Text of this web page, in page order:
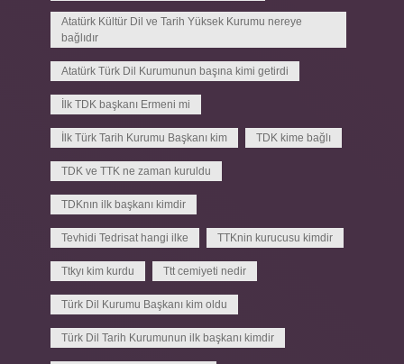
Atatürk Kültür Dil ve Tarih Yüksek Kurumu nereye
bağlıdır
Atatürk Türk Dil Kurumunun başına kimi getirdi
İlk TDK başkanı Ermeni mi
İlk Türk Tarih Kurumu Başkanı kim TDK kime bağlı
TDK ve TTK ne zaman kuruldu
TDKnın ilk başkanı kimdir
Tevhidi Tedrisat hangi ilke TTKnin kurucusu kimdir
Ttkyı kim kurdu Ttt cemiyeti nedir
Türk Dil Kurumu Başkanı kim oldu
Türk Dil Tarih Kurumunun ilk başkanı kimdir